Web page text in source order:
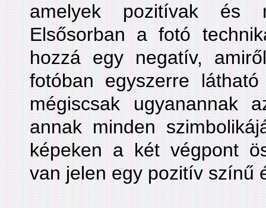
amelyek pozitívak és
Elsősorban a fotó
hozzá egy negatív,
fotóban egyszerre
mégiscsak ugyanannak
annak minden
képeken a két végpont
van jelen egy pozitív színű